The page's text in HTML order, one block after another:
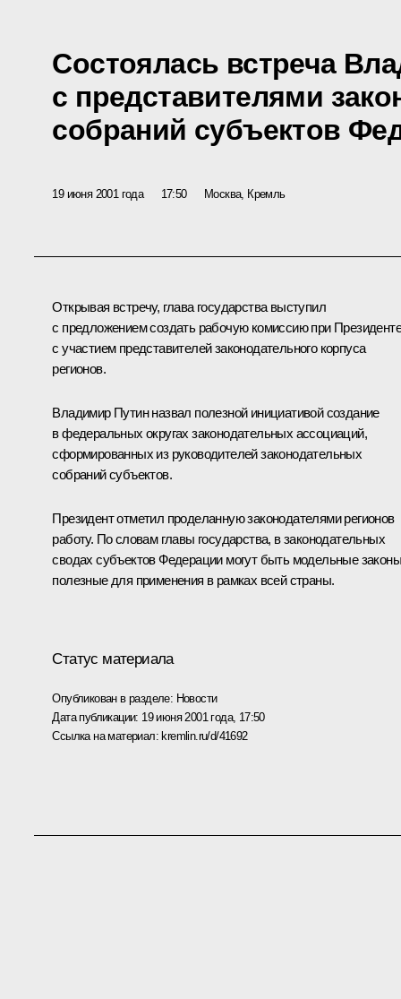
Состоялась встреча
с представителями
собраний субъектов
19 июня 2001 года 17:50 Москва, Кремль
Открывая встречу, глава государства выступил
с предложением создать рабочую комиссию при Президенте
с участием представителей законодательного корпуса
регионов.
Владимир Путин назвал полезной инициативой создание
в федеральных округах законодательных ассоциаций,
сформированных из руководителей законодательных
собраний субъектов.
Президент отметил проделанную законодателями регионов
работу. По словам главы государства, в законодательных
сводах субъектов Федерации могут быть модельные
полезные для применения в рамках всей страны.
Статус материала
Опубликован в разделе: Новости
Дата публикации: 19 июня 2001 года, 17:50
Ссылка на материал:kremlin.ru/d/41692